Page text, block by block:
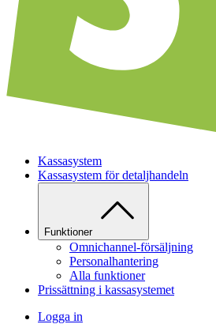
Kassasystem
Kassasystem för detaljhandeln
Funktioner
Omnichannel-försäljning
Personalhantering
Alla funktioner
Prissättning i kassasystemet
Logga in